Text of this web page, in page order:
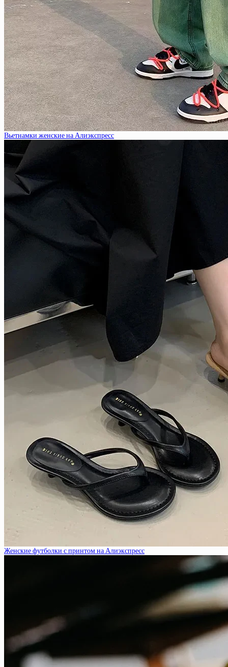
Вьетнамки женские на Алиэкспресс
Женские футболки с принтом на Алиэкспресс